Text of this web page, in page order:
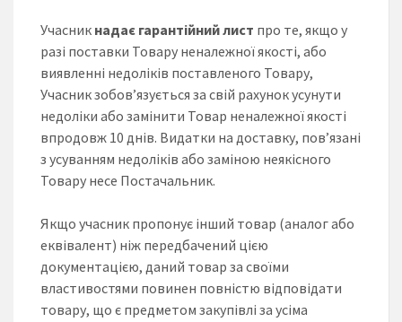
Учасник надає гарантійний лист про те, якщо у
разі поставки Товару неналежної якості, або
виявленні недоліків поставленого Товару,
Учасник зобов’язується за свій рахунок усунути
недоліки або замінити Товар неналежної якості
впродовж 10 днів. Видатки на доставку, пов’язані
з усуванням недоліків або заміною неякісного
Товару несе Постачальник.
Якщо учасник пропонує інший товар (аналог або
еквівалент) ніж передбачений цією
документацією, даний товар за своїми
властивостями повинен повністю відповідати
товару, що є предметом закупівлі за усіма